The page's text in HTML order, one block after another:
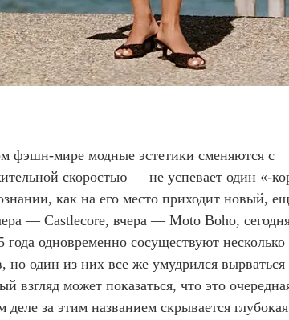
фэшн-мире модные эстетики сменяются с
скоростью — не успевает один «-
как на его место приходит новый,
— Castlecore, вчера — Moto Boho,
года одновременно сосуществуют
но один из них все же умудрился
взгляд может показаться, что это
за этим названием скрывается